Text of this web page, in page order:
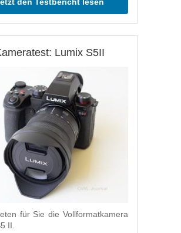
Lumix S5II
für Sie die Vollformatkamera
II.